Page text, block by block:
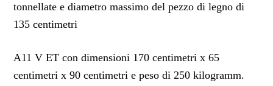
tonnellate e diametro massimo del pezzo di legno di
135 centimetri
A11 V ET con dimensioni 170 centimetri x 65
centimetri x 90 centimetri e peso di 250 kilogramm.